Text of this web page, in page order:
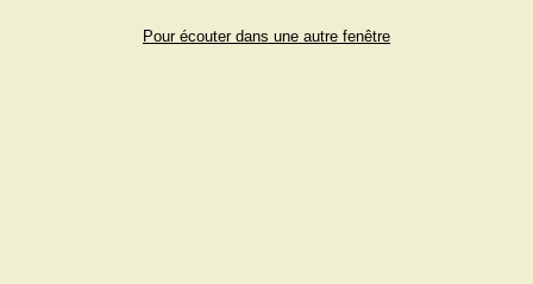
Pour écouter dans une autre fenêtre